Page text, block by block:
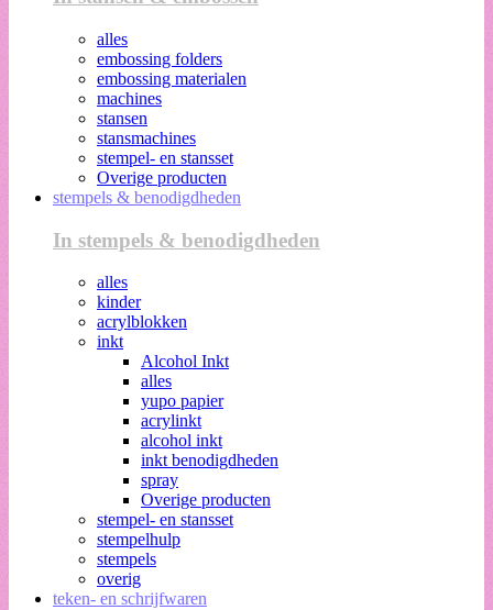
alles
embossing folders
embossing materialen
machines
stansen
stansmachines
stempel- en stansset
Overige producten
stempels & benodigdheden
In stempels & benodigdheden
alles
kinder
acrylblokken
inkt
Alcohol Inkt
alles
yupo papier
acrylinkt
alcohol inkt
inkt benodigdheden
spray
Overige producten
stempel- en stansset
stempelhulp
stempels
overig
teken- en schrijfwaren